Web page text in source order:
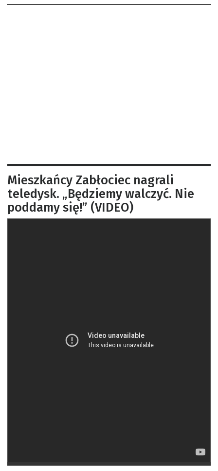
Mieszkańcy Zabłociec nagrali
teledysk. „Będziemy walczyć. Nie
poddamy się!” (VIDEO)